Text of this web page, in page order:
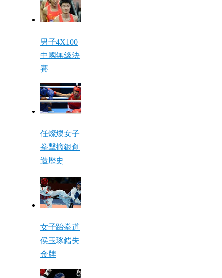
男子4X100
中國無緣決
賽
任燦燦女子
拳擊摘銀創
造歷史
女子跆拳道
侯玉琢錯失
金牌